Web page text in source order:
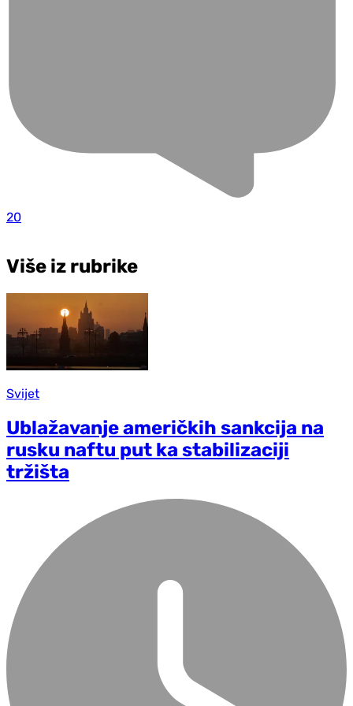
20
Više iz rubrike
Svijet
Ublažavanje američkih sankcija na
rusku naftu put ka stabilizaciji
tržišta